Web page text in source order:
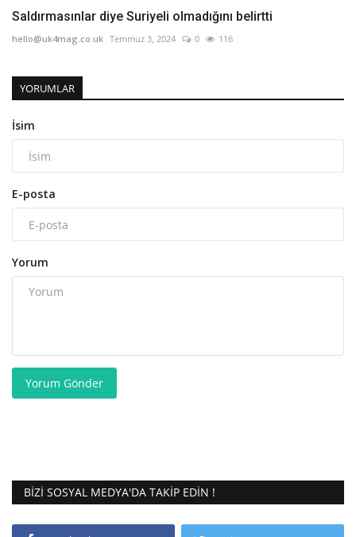
Saldırmasınlar diye Suriyeli olmadığını belirtti
hello@uk4mag.co.uk Temmuz 3, 2024 0 116
YORUMLAR
İsim
E-posta
Yorum
Yorum Gönder
BIZI SOSYAL MEDYA'DA TAKIP EDIN !